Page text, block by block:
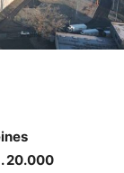
20.000